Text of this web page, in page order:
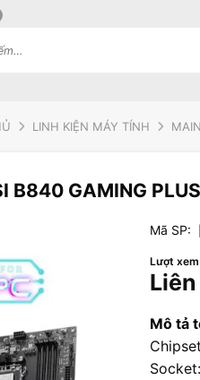
LINH KIỆN MÁY TÍNH
B840 GAMING
wishlist
Mã SP:
Lượt
Mô tả